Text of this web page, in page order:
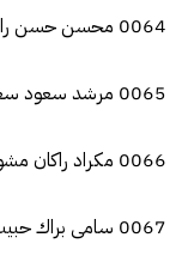
0064 محسن حسن راشد العجمي
0065 مرشد سعود سعد فجرى
0066 مكراد راكان مشوط العجمى
0067 سامى براك حبيب العازمى